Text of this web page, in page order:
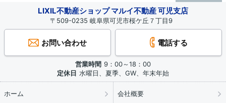
LIXIL不動産ショップ マルイ不動産 可児支店
〒509-0235 岐阜県可児市桜ケ丘７丁目9
お問い合わせ 電話する
営業時間 9：00～18：00
定休日 水曜日、夏季、GW、年末年始
ホーム 会社概要